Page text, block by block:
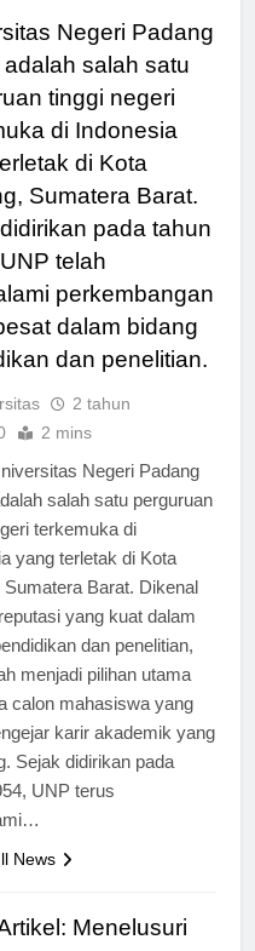
Negeri Padang
adalah salah satu
tinggi negeri
di Indonesia
di Kota
Sumatera Barat.
pada tahun
telah
perkembangan
dalam bidang
dan penelitian.
2 tahun
Negeri Padang
salah satu perguruan
terkemuka di
yang terletak di Kota
Sumatera Barat. Dikenal
yang kuat dalam
dan penelitian,
menjadi pilihan utama
calon mahasiswa yang
karir akademik yang
Sejak didirikan pada
UNP terus